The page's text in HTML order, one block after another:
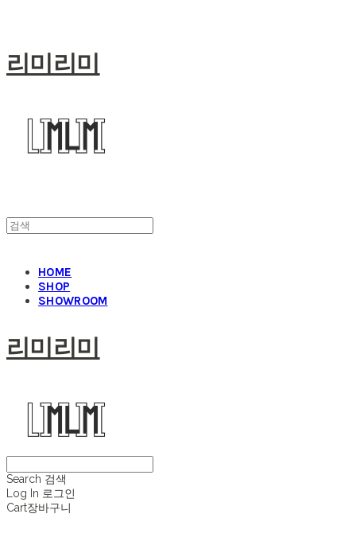
리미리미
HOME
SHOP
SHOWROOM
리미리미
Search 검색
Log In 로그인
Cart장바구니